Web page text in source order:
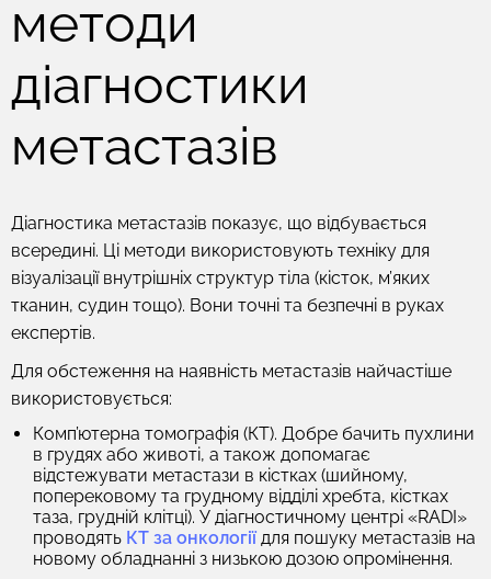
методи
діагностики
метастазів
Діагностика метастазів показує, що відбувається
всередині. Ці методи використовують техніку для
візуалізації внутрішніх структур тіла (кісток, м’яких
тканин, судин тощо). Вони точні та безпечні в руках
експертів.
Для обстеження на наявність метастазів найчастіше
використовується:
Комп’ютерна томографія (КТ). Добре бачить пухлини
в грудях або животі, а також допомагає
відстежувати метастази в кістках (шийному,
поперековому та грудному відділі хребта, кістках
таза, грудній клітці). У діагностичному центрі «RADI»
проводять КТ за онкології для пошуку метастазів на
новому обладнанні з низькою дозою опромінення.